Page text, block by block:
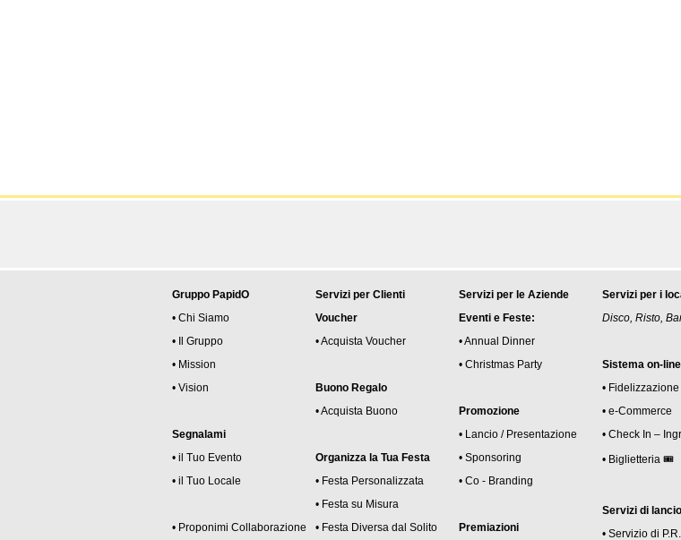
Gruppo PapidO
• Chi Siamo
• Il Gruppo
• Mission
• Vision
Segnalami
• il Tuo Evento
• il Tuo Locale
• Proponimi Collaborazione
Servizi per Clienti
Voucher
• Acquista Voucher
Buono Regalo
• Acquista Buono
Organizza la Tua Festa
• Festa Personalizzata
• Festa su Misura
• Festa Diversa dal Solito
Servizi per le Aziende
Eventi e Feste:
• Annual Dinner
• Christmas Party
Promozione
• Lancio / Presentazione
• Sponsoring
• Co - Branding
Premiazioni
Servizi per i
Disco, Risto,
Sistema on-
• Fidelizzazione
• e-Commerce
• Check In –
• Biglietteria 🎟
Servizi di
• Servizio di P.R.